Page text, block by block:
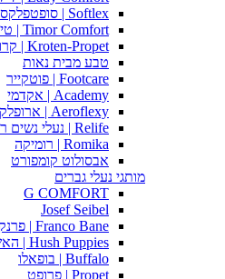
Softlex | סופטפלקס
Timor Comfort | טימור קומפורט
Kroten-Propet | קרוטן-פרופט
טבע מבית נאות
Footcare | פוטקייר
Academy | אקדמי
Aeroflexy | ארופלקסי
Relife | נעלי נשים רילייף
Romika | רומיקה
אבסולוט קומפורט
מותגי נעלי גברים
G COMFORT
Josef Seibel
Franco Bane | פרנקו בן
Hush Puppies | האש פפיס
Buffalo | בופאלו
Propet | פרופט